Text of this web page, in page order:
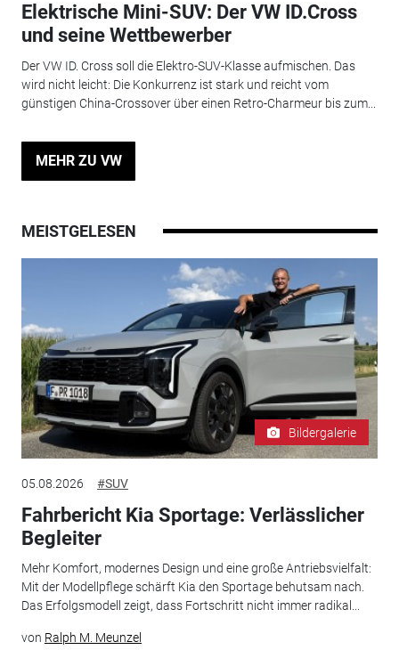
Elektrische Mini-SUV: Der VW ID.Cross
und seine Wettbewerber
Der VW ID. Cross soll die Elektro-SUV-Klasse aufmischen. Das
wird nicht leicht: Die Konkurrenz ist stark und reicht vom
günstigen China-Crossover über einen Retro-Charmeur bis zum...
MEHR ZU VW
MEISTGELESEN
Bildergalerie
05.08.2026 #SUV
Fahrbericht Kia Sportage: Verlässlicher
Begleiter
Mehr Komfort, modernes Design und eine große Antriebsvielfalt:
Mit der Modellpflege schärft Kia den Sportage behutsam nach.
Das Erfolgsmodell zeigt, dass Fortschritt nicht immer radikal...
von Ralph M. Meunzel